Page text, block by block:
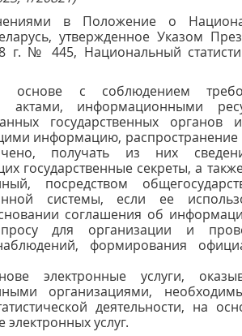
в Положение о
утвержденное Указом
г. № 445, Национальный
основе с соблюдением
актами, информационными
государственных органов
информацию, распространение
получать из них
государственные секреты, а
посредством
системы, если ее
соглашения об
для организации и
формирования
электронные услуги,
организациями,
деятельности, на
услуг.